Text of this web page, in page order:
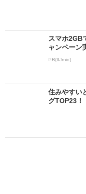
スマホ2GB
ャンペーン
PR(IIJmio)
住みやすい
グTOP23